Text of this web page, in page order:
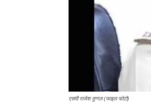
एसपी राजेश दुग्गल (फाइल फोटो)